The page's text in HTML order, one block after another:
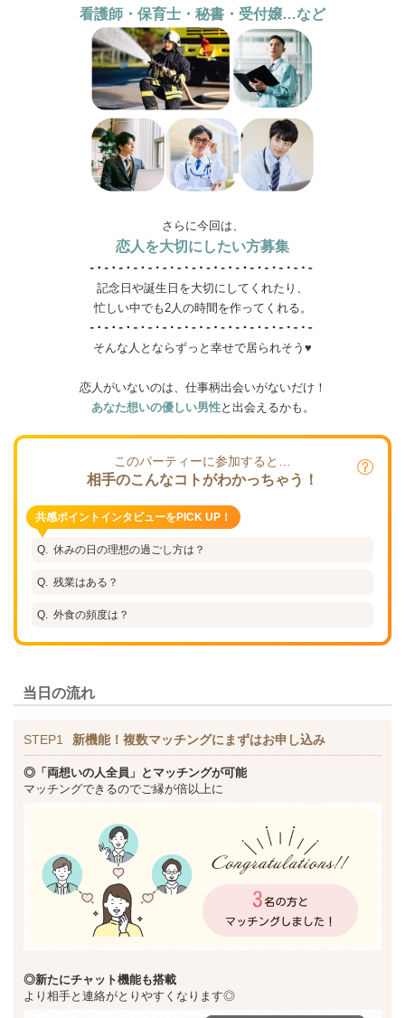
看護師・保育士・秘書・受付嬢…など
さらに今回は、
恋人を大切にしたい方募集
記念日や誕生日を大切にしてくれたり、
忙しい中でも2人の時間を作ってくれる。
そんな人とならずっと幸せで居られそう♥
恋人がいないのは、仕事柄出会いがないだけ！
あなた想いの優しい男性と出会えるかも。
このパーティーに参加すると…
相手のこんなコトがわかっちゃう！
共感ポイントインタビューをPICK UP！
休みの日の理想の過ごし方は？
残業はある？
外食の頻度は？
当日の流れ
STEP1 新機能！複数マッチングにまずはお申し込み
◎「両想いの人全員」とマッチングが可能
マッチングできるのでご縁が倍以上に
◎新たにチャット機能も搭載
より相手と連絡がとりやすくなります◎